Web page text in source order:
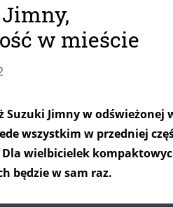
w mieście
Suzuki Jimny w odświeżonej
wszystkim w przedniej
wielbicielek
będzie w sam raz.